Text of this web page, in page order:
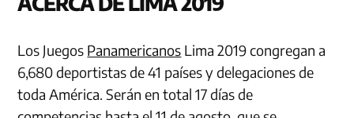
Los Juegos Panamericanos Lima 2019 congregan a
6,680 deportistas de 41 países y delegaciones de
toda América. Serán en total 17 días de